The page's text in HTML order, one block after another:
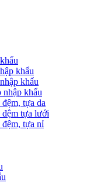
khẩu
khẩu
nhập khẩu
tựa da
đệm tựa lưới
đệm, tựa nỉ